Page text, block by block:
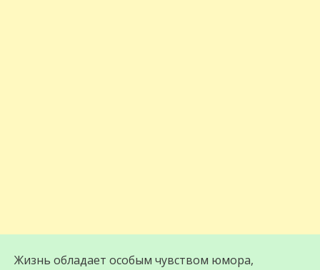
Жизнь обладает особым чувством юмора,